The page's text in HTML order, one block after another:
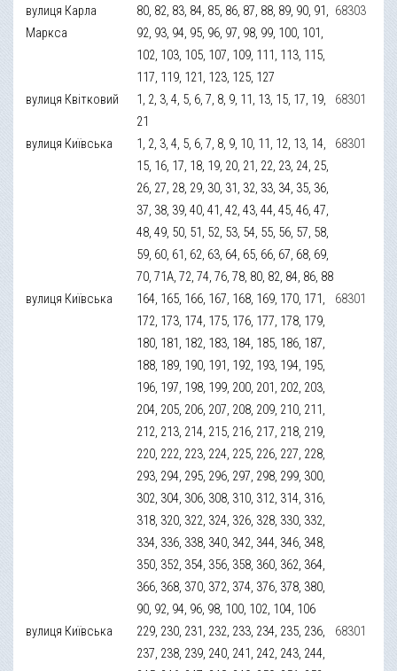
вулиця Карла
Маркса
80, 82, 83, 84, 85, 86, 87, 88, 89, 90, 91,
92, 93, 94, 95, 96, 97, 98, 99, 100, 101,
102, 103, 105, 107, 109, 111, 113, 115,
117, 119, 121, 123, 125, 127
68303
вулиця Квітковий
1, 2, 3, 4, 5, 6, 7, 8, 9, 11, 13, 15, 17, 19,
21
68301
вулиця Київська
1, 2, 3, 4, 5, 6, 7, 8, 9, 10, 11, 12, 13, 14,
15, 16, 17, 18, 19, 20, 21, 22, 23, 24, 25,
26, 27, 28, 29, 30, 31, 32, 33, 34, 35, 36,
37, 38, 39, 40, 41, 42, 43, 44, 45, 46, 47,
48, 49, 50, 51, 52, 53, 54, 55, 56, 57, 58,
59, 60, 61, 62, 63, 64, 65, 66, 67, 68, 69,
70, 71А, 72, 74, 76, 78, 80, 82, 84, 86, 88
68301
вулиця Київська
164, 165, 166, 167, 168, 169, 170, 171,
172, 173, 174, 175, 176, 177, 178, 179,
180, 181, 182, 183, 184, 185, 186, 187,
188, 189, 190, 191, 192, 193, 194, 195,
196, 197, 198, 199, 200, 201, 202, 203,
204, 205, 206, 207, 208, 209, 210, 211,
212, 213, 214, 215, 216, 217, 218, 219,
220, 222, 223, 224, 225, 226, 227, 228,
293, 294, 295, 296, 297, 298, 299, 300,
302, 304, 306, 308, 310, 312, 314, 316,
318, 320, 322, 324, 326, 328, 330, 332,
334, 336, 338, 340, 342, 344, 346, 348,
350, 352, 354, 356, 358, 360, 362, 364,
366, 368, 370, 372, 374, 376, 378, 380,
90, 92, 94, 96, 98, 100, 102, 104, 106
68301
вулиця Київська
229, 230, 231, 232, 233, 234, 235, 236,
237, 238, 239, 240, 241, 242, 243, 244,
68301